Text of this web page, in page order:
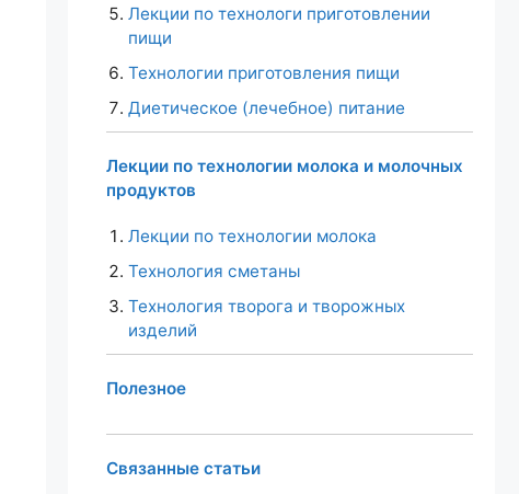
Лекции по технологи приготовлении
пищи
Технологии приготовления пищи
Диетическое (лечебное) питание
Лекции по технологии молока и молочных
продуктов
Лекции по технологии молока
Технология сметаны
Технология творога и творожных
изделий
Полезное
Связанные статьи